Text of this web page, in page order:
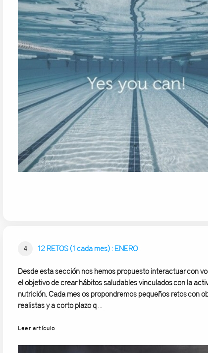
4 12 RETOS (1 cada mes) : ENERO
Desde esta sección nos hemos propuesto interactuar con
el objetivo de crearhábitos saludablesvinculados con la
nutrición. Cada mes os propondremos pequeños retos con
realistas y a corto plazo q...
Leer artículo